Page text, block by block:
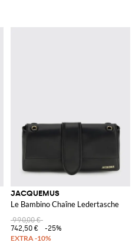
JACQUEMUS
Le Bambino Chaîne Ledertasche
990,00 €
742,50 €
-25%